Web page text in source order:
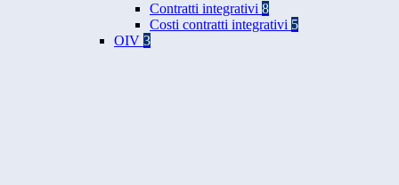
Contratti integrativi 8
Costi contratti integrativi 5
OIV 3